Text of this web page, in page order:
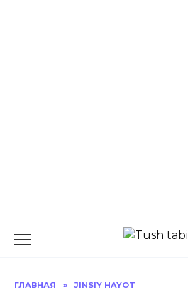
ГЛАВНАЯ » JINSIY HAYOT